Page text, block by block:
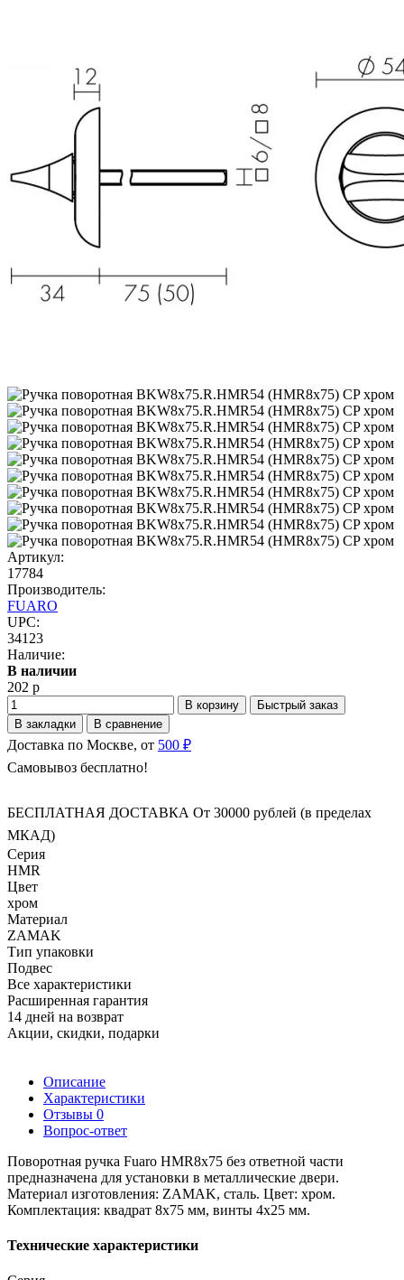
Артикул:
17784
Производитель:
FUARO
UPC:
34123
Наличие:
В наличии
202 р
В корзину
Быстрый заказ
В закладки
В сравнение
Доставка по Москве, от 500 ₽
Самовывоз бесплатно!
БЕСПЛАТНАЯ ДОСТАВКА От 30000 рублей (в пределах
МКАД)
Серия
HMR
Цвет
хром
Материал
ZAMAK
Тип упаковки
Подвес
Все характеристики
Расширенная гарантия
14 дней на возврат
Акции, скидки, подарки
Описание
Характеристики
Отзывы 0
Вопрос-ответ
Поворотная ручка Fuaro HMR8x75 без ответной части
предназначена для установки в металлические двери.
Материал изготовления: ZAMAK, сталь. Цвет: хром.
Комплектация: квадрат 8x75 мм, винты 4x25 мм.
Технические характеристики